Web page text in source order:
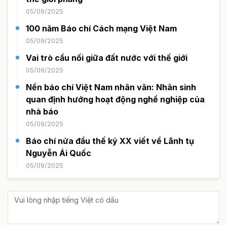
05/09/2025
100 năm Báo chí Cách mạng Việt Nam
05/09/2025
Vai trò cầu nối giữa đất nước với thế giới
05/09/2025
Nền báo chí Việt Nam nhân văn: Nhân sinh
quan định hướng hoạt động nghề nghiệp của
nhà báo
05/09/2025
Báo chí nửa đầu thế kỷ XX viết về Lãnh tụ
Nguyễn Ái Quốc
05/09/2025